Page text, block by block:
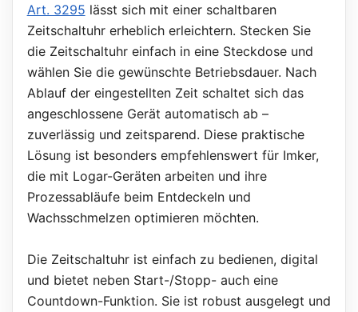
Art. 3295 lässt sich mit einer schaltbaren
Zeitschaltuhr erheblich erleichtern. Stecken Sie
die Zeitschaltuhr einfach in eine Steckdose und
wählen Sie die gewünschte Betriebsdauer. Nach
Ablauf der eingestellten Zeit schaltet sich das
angeschlossene Gerät automatisch ab –
zuverlässig und zeitsparend. Diese praktische
Lösung ist besonders empfehlenswert für Imker,
die mit Logar-Geräten arbeiten und ihre
Prozessabläufe beim Entdeckeln und
Wachsschmelzen optimieren möchten.
Die Zeitschaltuhr ist einfach zu bedienen, digital
und bietet neben Start-/Stopp- auch eine
Countdown-Funktion. Sie ist robust ausgelegt und